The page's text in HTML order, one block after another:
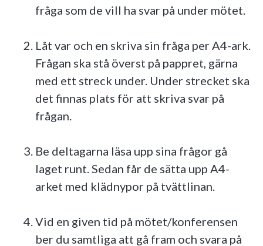
fråga som de vill ha svar på under mötet.
Låt var och en skriva sin fråga per A4-ark.
Frågan ska stå överst på pappret, gärna
med ett streck under. Under strecket ska
det finnas plats för att skriva svar på
frågan.
Be deltagarna läsa upp sina frågor gå
laget runt. Sedan får de sätta upp A4-
arket med klädnypor på tvättlinan.
Vid en given tid på mötet/konferensen
ber du samtliga att gå fram och svara på